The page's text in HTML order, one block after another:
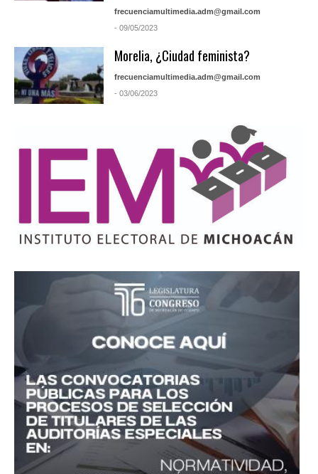
frecuenciamultimedia.adm@gmail.com
- 09/05/2023
Morelia, ¿Ciudad feminista?
frecuenciamultimedia.adm@gmail.com
- 03/06/2023